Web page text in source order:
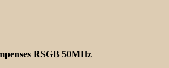
RSGB 50MHz